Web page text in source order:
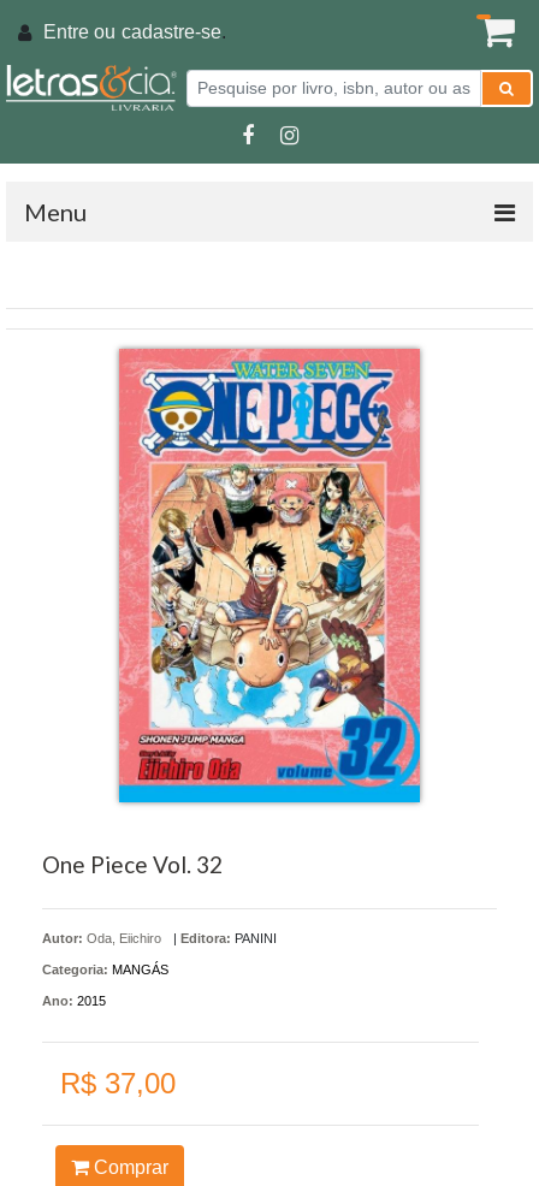
Entre ou cadastre-se.
Menu
One Piece Vol. 32
Autor: Oda, Eiichiro Editora: PANINI
Categoria: MANGÁS
Ano: 2015
R$ 37,00
Comprar